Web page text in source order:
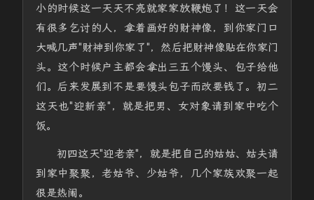
小的时候这一天天不亮就家家放鞭炮了！这一天会
有很多乞讨的人，拿着画好的财神像，到你家门口
大喊几声"财神到你家了"，然后把财神像贴在你家门
头。这个时候户主都会拿出三五个馒头、包子给他
们。后来发展到不是要馒头包子而改要钱了。初二
这天也"迎新亲"，就是把男、女对象请到家中吃个
饭。
初四这天"迎老亲"，就是把自己的姑姑、姑夫请
到家中聚聚，老姑爷、少姑爷，几个家族欢聚一起
很是热闹。